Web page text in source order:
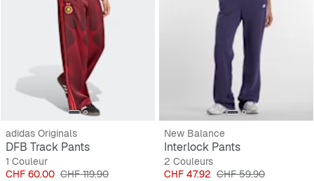
adidas Originals
DFB Track Pants
1 Couleur
Prix
CHF 60.00 Prix original
CHF 119.90
New Balance
Interlock Pants
2 Couleurs
Prix
CHF 47.92 Prix original
CHF 59.90